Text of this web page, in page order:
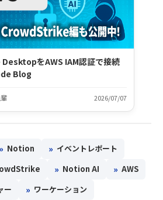
DesktopをAWS IAM認証で接続
Blog
2026/07/07
» Notion » イベントレポート
» Notion AI » AWS
ー » ワーケーション